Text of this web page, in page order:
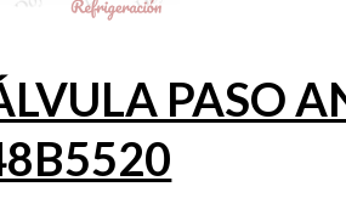
PASO